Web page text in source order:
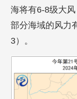
海将有6-8级大
部分海域的风力
3）。